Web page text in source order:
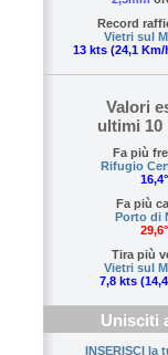
Record
Vietri sul
13 kts (24,1 Km/
Valori
ultimi 10
Fa più
Rifugio
Fa più
Porto di
Tira più
Vietri sul
7,8 kts
Unisciti
INSERISCI la